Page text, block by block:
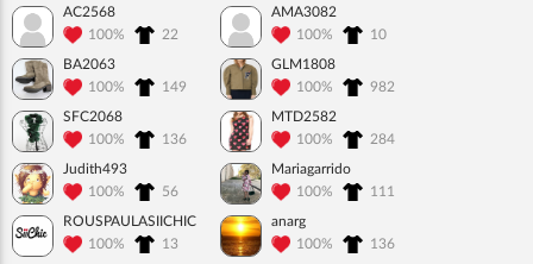
AC2568
100%
22
AMA3082
100%
10
BA2063
100%
149
GLM1808
100%
982
SFC2068
100%
136
MTD2582
100%
284
Judith493
100%
56
Mariagarrido
100%
111
ROUSPAULASIICHIC
100%
13
anarg
100%
136